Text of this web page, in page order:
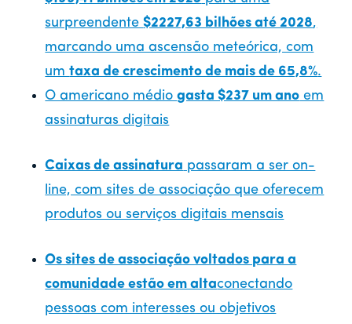
surpreendente$2227,63 bilhões até 2028,
marcando uma ascensão meteórica, com
umtaxa de crescimento de mais de 65,8%.
O americano médiogasta $237 um ano em
assinaturas digitais
Caixas de assinatura passaram a ser on-
line, com sites de associação que oferecem
produtos ou serviços digitais mensais
Os sites de associação voltados para a
comunidade estão em altaconectando
pessoas com interesses ou objetivos